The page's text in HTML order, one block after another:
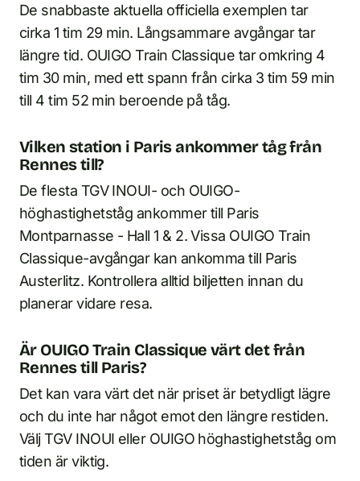
De snabbaste aktuella officiella exemplen tar
cirka 1 tim 29 min. Långsammare avgångar tar
längre tid. OUIGO Train Classique tar omkring 4
tim 30 min, med ett spann från cirka 3 tim 59 min
till 4 tim 52 min beroende på tåg.
Vilken station i Paris ankommer tåg från
Rennes till?
De flesta TGV INOUI- och OUIGO-
höghastighetståg ankommer till Paris
Montparnasse - Hall 1 & 2. Vissa OUIGO Train
Classique-avgångar kan ankomma till Paris
Austerlitz. Kontrollera alltid biljetten innan du
planerar vidare resa.
Är OUIGO Train Classique värt det från
Rennes till Paris?
Det kan vara värt det när priset är betydligt lägre
och du inte har något emot den längre restiden.
Välj TGV INOUI eller OUIGO höghastighetståg om
tiden är viktig.